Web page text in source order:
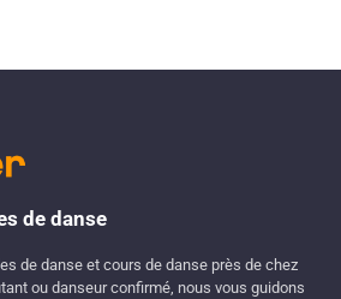
de danse
de danse et cours de danse près de chez
ou danseur confirmé, nous vous guidons